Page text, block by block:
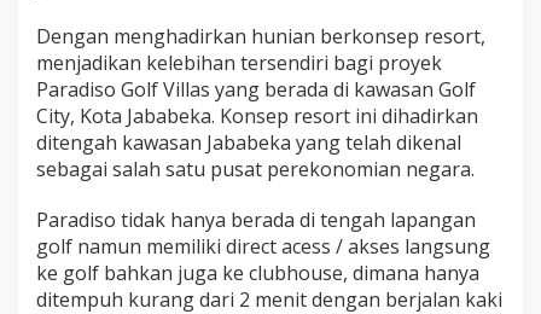
Dengan menghadirkan hunian berkonsep resort,
menjadikan kelebihan tersendiri bagi proyek
Paradiso Golf Villas yang berada di kawasan Golf
City, Kota Jababeka. Konsep resort ini dihadirkan
ditengah kawasan Jababeka yang telah dikenal
sebagai salah satu pusat perekonomian negara.
Paradiso tidak hanya berada di tengah lapangan
golf namun memiliki direct acess / akses langsung
ke golf bahkan juga ke clubhouse, dimana hanya
ditempuh kurang dari 2 menit dengan berjalan kaki